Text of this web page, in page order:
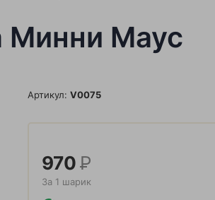
Минни Маус
Артикул: V0075
970Р
За 1 шарик